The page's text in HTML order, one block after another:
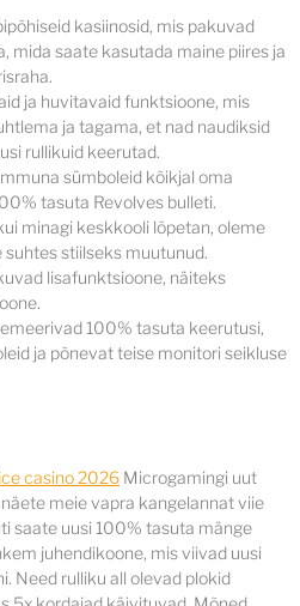
kasiinosid, mis pakuvad
mida saate kasutada maine piires ja
ja huvitavaid funktsioone, mis
ja tagama, et nad naudiksid
rullikuid keerutad.
sümboleid kõikjal oma
tasuta Revolves bulleti.
minagi keskkooli lõpetan, oleme
stiilseks muutunud.
lisafunktsioone, näiteks
100% tasuta keerutusi,
ja põnevat teise monitori seikluse
casino 2026 Microgamingi uut
meie vapra kangelannat viie
saate uusi 100% tasuta mänge
juhendikoone, mis viivad uusi
Need rulliku all olevad plokid